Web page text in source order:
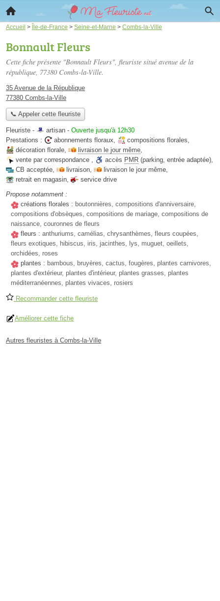
Accueil > Île-de-France > Seine-et-Marne > Combs-la-Ville
Bonnault Fleurs
Cette fiche présente "Bonnault Fleurs", fleuriste situé avenue de la
république, 77380 Combs-la-Ville.
35 Avenue de la République
77380 Combs-la-Ville
📞 Appeler cette fleuriste
Fleuriste - artisan - Ouverte jusqu'à 12h30
Prestations :
abonnements floraux, compositions florales,
décoration florale, livraison le jour même,
vente par correspondance , accès PMR (parking, entrée adaptée),
CB acceptée, livraison, livraison le jour même,
retrait en magasin,
service drive
Propose notamment :
créations florales : boutonnières, compositions d'anniversaire,
compositions d'obsèques, compositions de mariage, compositions de
naissance, couronnes de fleurs
fleurs : anthuriums, camélias, chrysanthèmes, fleurs coupées,
fleurs exotiques, hibiscus, iris, jacinthes, lys, muguet, oeillets,
orchidées, roses
plantes : bambous, bruyères, cactus, fougères, plantes carnivores,
plantes d'extérieur, plantes d'intérieur, plantes grasses, plantes
méditerranéennes, plantes vivaces, rosiers
Recommander cette fleuriste
Améliorer cette fiche
Autres fleuristes à Combs-la-Ville